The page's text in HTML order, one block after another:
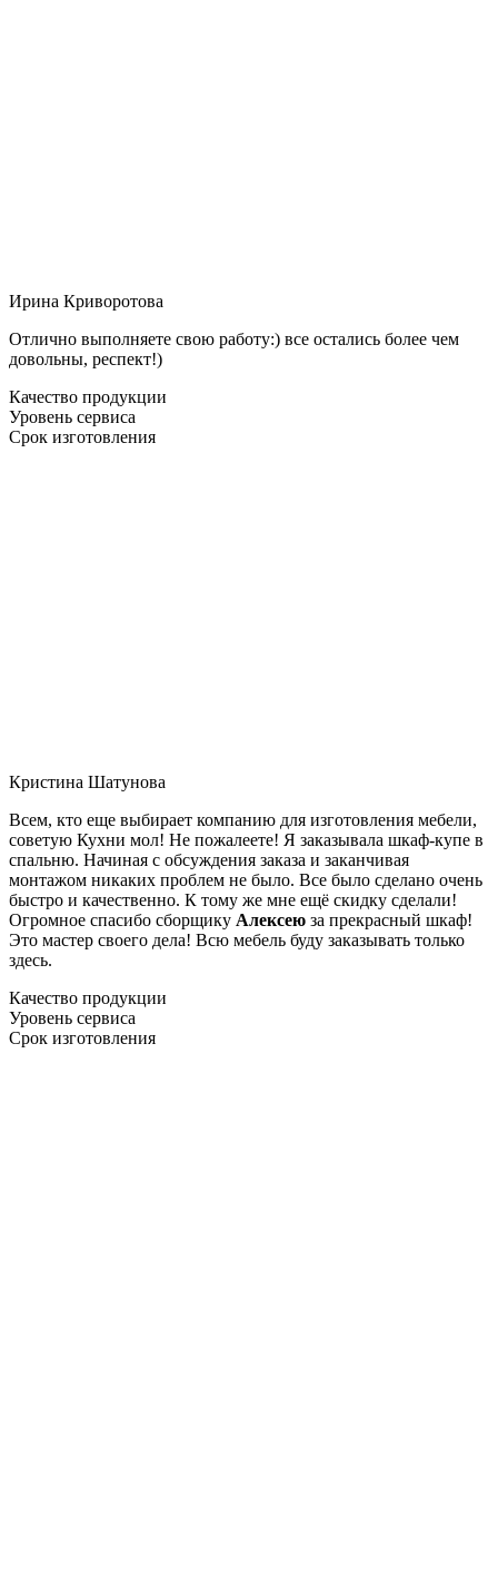
Ирина Криворотова
Отлично выполняете свою работу:) все остались более чем
довольны, респект!)
Качество продукции
Уровень сервиса
Срок изготовления
Кристина Шатунова
Всем, кто еще выбирает компанию для изготовления мебели,
советую Кухни мол! Не пожалеете! Я заказывала шкаф-купе в
спальню. Начиная с обсуждения заказа и заканчивая
монтажом никаких проблем не было. Все было сделано очень
быстро и качественно. К тому же мне ещё скидку сделали!
Огромное спасибо сборщику Алексею за прекрасный шкаф!
Это мастер своего дела! Всю мебель буду заказывать только
здесь.
Качество продукции
Уровень сервиса
Срок изготовления